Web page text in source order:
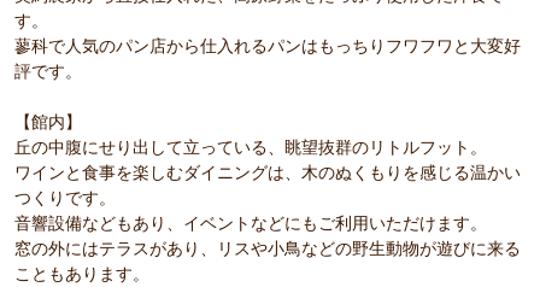
す。
蓼科で人気のパン店から仕入れるパンはもっちりフワフワと大変好
評です。
【館内】
丘の中腹にせり出して立っている、眺望抜群のリトルフット。
ワインと食事を楽しむダイニングは、木のぬくもりを感じる温かい
つくりです。
音響設備などもあり、イベントなどにもご利用いただけます。
窓の外にはテラスがあり、リスや小鳥などの野生動物が遊びに来る
こともあります。